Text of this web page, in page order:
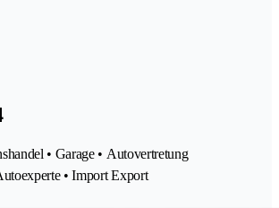
• Garage • Autovertretung
• Import Export